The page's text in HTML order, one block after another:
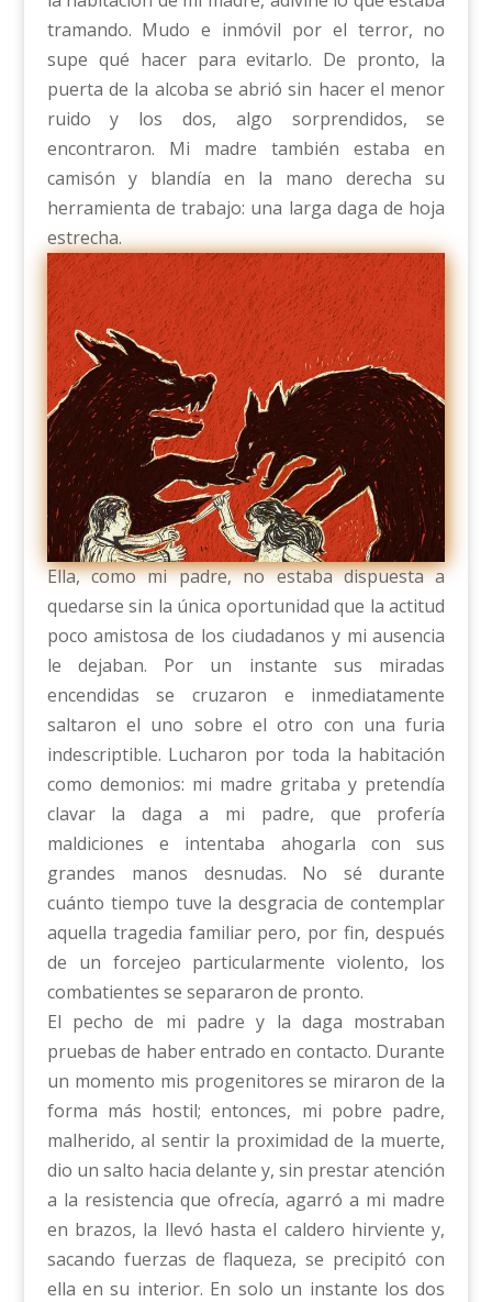
tramando. Mudo e inmóvil por el terror, no
supe qué hacer para evitarlo. De pronto, la
puerta de la alcoba se abrió sin hacer el menor
ruido y los dos, algo sorprendidos, se
encontraron. Mi madre también estaba en
camisón y blandía en la mano derecha su
herramienta de trabajo: una larga daga de hoja
estrecha.
Ella, como mi padre, no estaba dispuesta a
quedarse sin la única oportunidad que la actitud
poco amistosa de los ciudadanos y mi ausencia
le dejaban. Por un instante sus miradas
encendidas se cruzaron e inmediatamente
saltaron el uno sobre el otro con una furia
indescriptible. Lucharon por toda la habitación
como demonios: mi madre gritaba y pretendía
clavar la daga a mi padre, que profería
maldiciones e intentaba ahogarla con sus
grandes manos desnudas. No sé durante
cuánto tiempo tuve la desgracia de contemplar
aquella tragedia familiar pero, por fin, después
de un forcejeo particularmente violento, los
combatientes se separaron de pronto.
El pecho de mi padre y la daga mostraban
pruebas de haber entrado en contacto. Durante
un momento mis progenitores se miraron de la
forma más hostil; entonces, mi pobre padre,
malherido, al sentir la proximidad de la muerte,
dio un salto hacia delante y, sin prestar atención
a la resistencia que ofrecía, agarró a mi madre
en brazos, la llevó hasta el caldero hirviente y,
sacando fuerzas de flaqueza, se precipitó con
ella en su interior. En solo un instante los dos